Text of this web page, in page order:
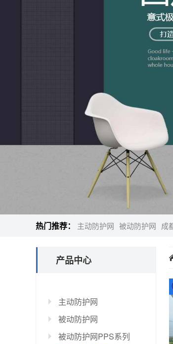
热门推荐： 主动防护网 被动防护网 成
产品中心
主动防护网
被动防护网
被动防护网PPS系列